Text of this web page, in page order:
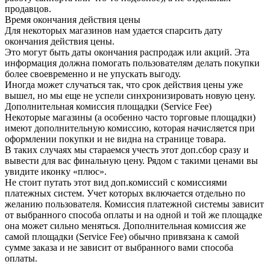
продавцов.
Время окончания действия цены
Для некоторых магазинов нам удается спарсить дату
окончания действия цены.
Это могут быть даты окончания распродаж или акций. Эта
информация должна помогать пользователям делать покупки
более своевременно и не упускать выгоду.
Иногда может случаться так, что срок действия цены уже
вышел, но мы еще не успели синхронизировать новую цену.
Дополнительная комиссия площадки (Service Fee)
Некоторые магазины (а особенно часто торговые площадки)
имеют дополнительную комиссию, которая начисляется при
оформлении покупки и не видна на странице товара.
В таких случаях мы стараемся учесть этот доп.сбор сразу и
вывести для вас финальную цену. Рядом с такими ценами вы
увидите иконку «плюс».
Не стоит путать этот вид доп.комиссий с комиссиями
платежных систем. Учет которых включается отдельно по
желанию пользователя. Комиссия платежной системы зависит
от выбранного способа оплаты и на одной и той же площадке
она может сильно меняться. Дополнительная комиссия же
самой площадки (Service Fee) обычно привязана к самой
сумме заказа и не зависит от выбранного вами способа
оплаты.